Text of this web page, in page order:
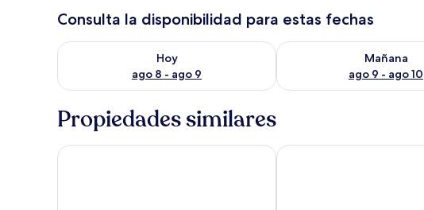
Consulta la disponibilidad para estas fechas
Hoy
ago 8 - ago 9
Consulta la disponibilidad para hoy ago 8 - ago 9
Mañana
ago 9 - ago 10
Consulta la
Propiedades similares
Harmony Marina Suites Seaview Apartel